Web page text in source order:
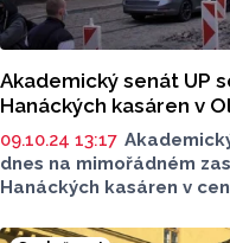
Akademický senát UP
Hanáckých kasáren v
09.10.24 13:17
dnes na mimořádném
Hanáckých kasáren v
státu ve věcech